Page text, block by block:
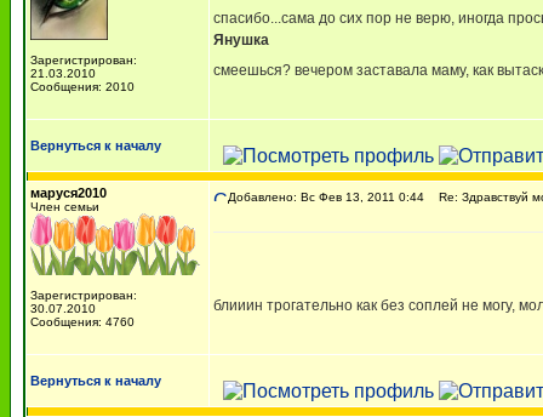
Зарегистрирован:
21.03.2010
Сообщения: 2010
спасибо...сама до сих пор не верю, иногда
Янушка
смеешься? вечером заставала маму, как
Вернуться к началу
маруся2010
Член семьи
Зарегистрирован:
30.07.2010
Сообщения: 4760
Добавлено: Вс Фев 13, 2011 0:44 Re: Здравствуй
блииин трогательно как без соплей не могу,
Вернуться к началу